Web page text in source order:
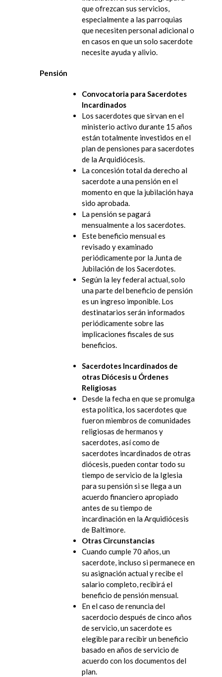
que ofrezcan sus servicios,
especialmente a las parroquias
que necesiten personal adicional o
en casos en que un solo sacerdote
necesite ayuda y alivio.
Pensión
Convocatoria para Sacerdotes
Incardinados
Los sacerdotes que sirvan en el
ministerio activo durante 15 años
están totalmente investidos en el
plan de pensiones para sacerdotes
de la Arquidiócesis.
La concesión total da derecho al
sacerdote a una pensión en el
momento en que la jubilación haya
sido aprobada.
La pensión se pagará
mensualmente a los sacerdotes.
Este beneficio mensual es
revisado y examinado
periódicamente por la Junta de
Jubilación de los Sacerdotes.
Según la ley federal actual, solo
una parte del beneficio de pensión
es un ingreso imponible. Los
destinatarios serán informados
periódicamente sobre las
implicaciones fiscales de sus
beneficios.
Sacerdotes Incardinados de
otras Diócesis u Órdenes
Religiosas
Desde la fecha en que se promulga
esta política, los sacerdotes que
fueron miembros de comunidades
religiosas de hermanos y
sacerdotes, así como de
sacerdotes incardinados de otras
diócesis, pueden contar todo su
tiempo de servicio de la Iglesia
para su pensión si se llega a un
acuerdo financiero apropiado
antes de su tiempo de
incardinación en la Arquidiócesis
de Baltimore.
Otras Circunstancias
Cuando cumple 70 años, un
sacerdote, incluso si permanece en
su asignación actual y recibe el
salario completo, recibirá el
beneficio de pensión mensual.
En el caso de renuncia del
sacerdocio después de cinco años
de servicio, un sacerdote es
elegible para recibir un beneficio
basado en años de servicio de
acuerdo con los documentos del
plan.